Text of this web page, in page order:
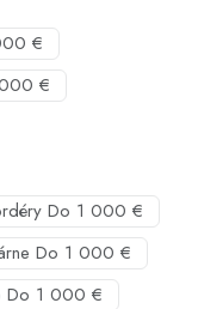
€
000 €
Do 1 000 €
Do 1 000 €
Do 1 000 €